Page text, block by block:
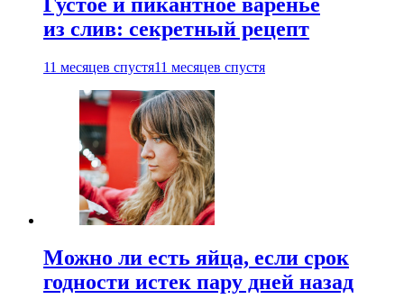
из слив: секретный рецепт
11 месяцев спустя11 месяцев спустя
Можно ли есть яйца, если срок
годности истек пару дней назад